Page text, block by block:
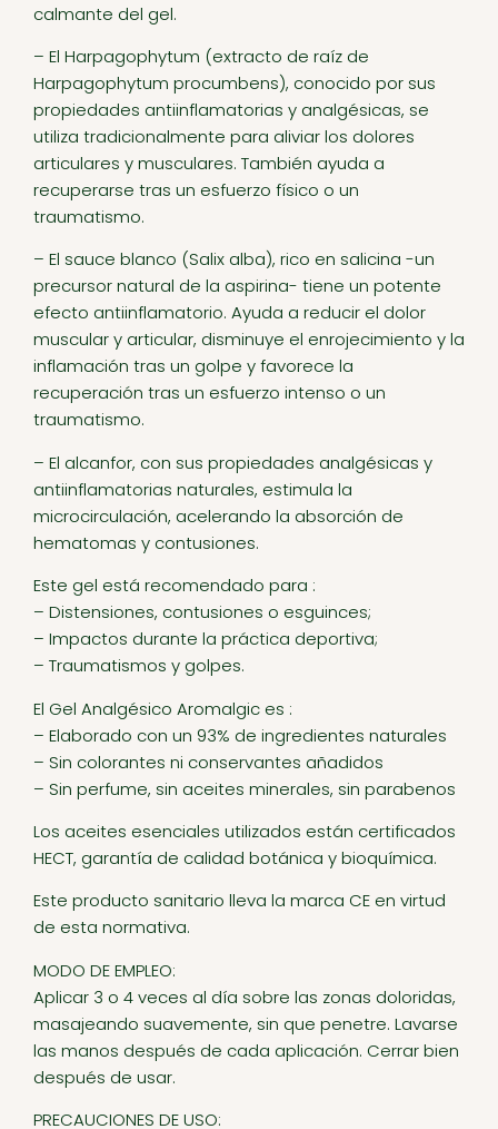
calmante del gel.
– El Harpagophytum (extracto de raíz de
Harpagophytum procumbens), conocido por sus
propiedades antiinflamatorias y analgésicas, se
utiliza tradicionalmente para aliviar los dolores
articulares y musculares. También ayuda a
recuperarse tras un esfuerzo físico o un
traumatismo.
– El sauce blanco (Salix alba), rico en salicina -un
precursor natural de la aspirina- tiene un potente
efecto antiinflamatorio. Ayuda a reducir el dolor
muscular y articular, disminuye el enrojecimiento y la
inflamación tras un golpe y favorece la
recuperación tras un esfuerzo intenso o un
traumatismo.
– El alcanfor, con sus propiedades analgésicas y
antiinflamatorias naturales, estimula la
microcirculación, acelerando la absorción de
hematomas y contusiones.
Este gel está recomendado para :
– Distensiones, contusiones o esguinces;
– Impactos durante la práctica deportiva;
– Traumatismos y golpes.
El Gel Analgésico Aromalgic es :
– Elaborado con un 93% de ingredientes naturales
– Sin colorantes ni conservantes añadidos
– Sin perfume, sin aceites minerales, sin parabenos
Los aceites esenciales utilizados están certificados
HECT, garantía de calidad botánica y bioquímica.
Este producto sanitario lleva la marca CE en virtud
de esta normativa.
MODO DE EMPLEO:
Aplicar 3 o 4 veces al día sobre las zonas doloridas,
masajeando suavemente, sin que penetre. Lavarse
las manos después de cada aplicación. Cerrar bien
después de usar.
PRECAUCIONES DE USO: